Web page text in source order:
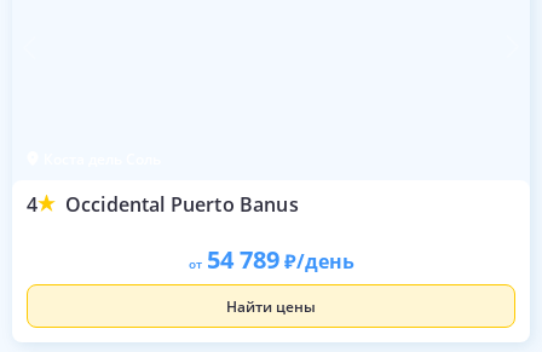
4 Occidental Puerto Banus
от 54 789 /день
Найти цены